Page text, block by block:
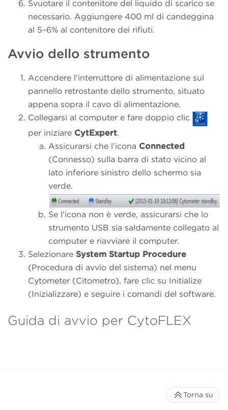
Svuotare il contenitore del liquido di scarico se
necessario. Aggiungere 400 ml di candeggina
al 5–6% al contenitore dei rifiuti.
Avvio dello strumento
Accendere l'interruttore di alimentazione sul
pannello retrostante dello strumento, situato
appena sopra il cavo di alimentazione.
Collegarsi al computer e fare doppio clic
per iniziare CytExpert.
Assicurarsi che l’icona Connected
(Connesso) sulla barra di stato vicino al
lato inferiore sinistro dello schermo sia
verde.
Se l'icona non è verde, assicurarsi che lo
strumento USB sia saldamente collegato al
computer e riavviare il computer.
Selezionare System Startup Procedure
(Procedura di avvio del sistema) nel menu
Cytometer (Citometro), fare clic su Initialize
(Inizializzare) e seguire i comandi del software.
Guida di avvio per CytoFLEX
Torna su